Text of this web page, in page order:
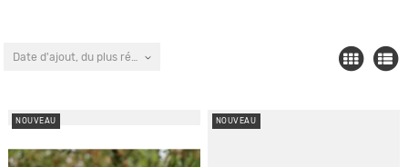
Date d'ajout, du plus récent au plus ancien
NOUVEAU NOUVEAU